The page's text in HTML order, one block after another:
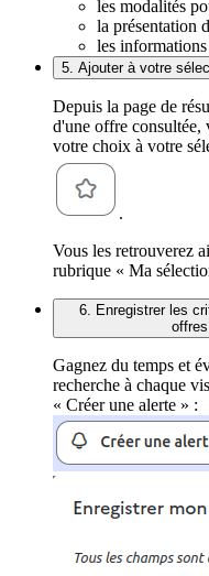
les modalités
la présentation
les
5. Ajouter à votre
Depuis la page de
d'une offre consultée,
votre choix à votre
.
Vous les retrouverez
rubrique « Ma
6. Enregistrer les
Gagnez du temps et
recherche à chaque
« Créer une alerte » :